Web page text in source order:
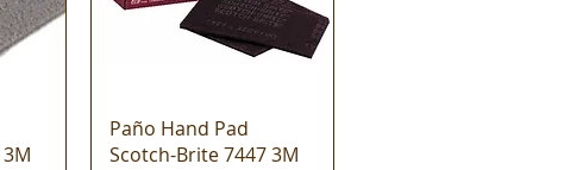
Paño Hand Pad
Scotch-Brite 7447 3M